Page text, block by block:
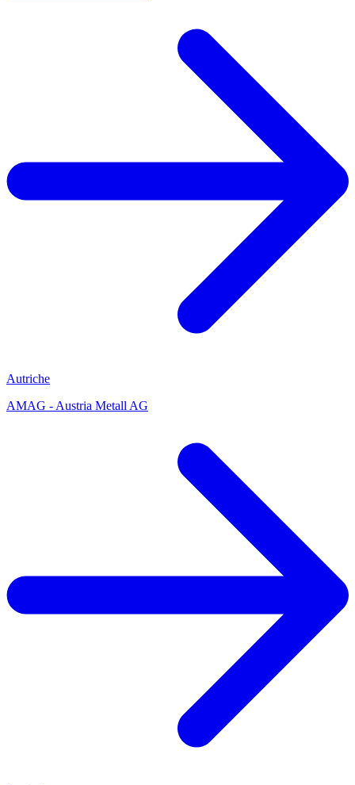
Autriche
AMAG - Austria Metall AG